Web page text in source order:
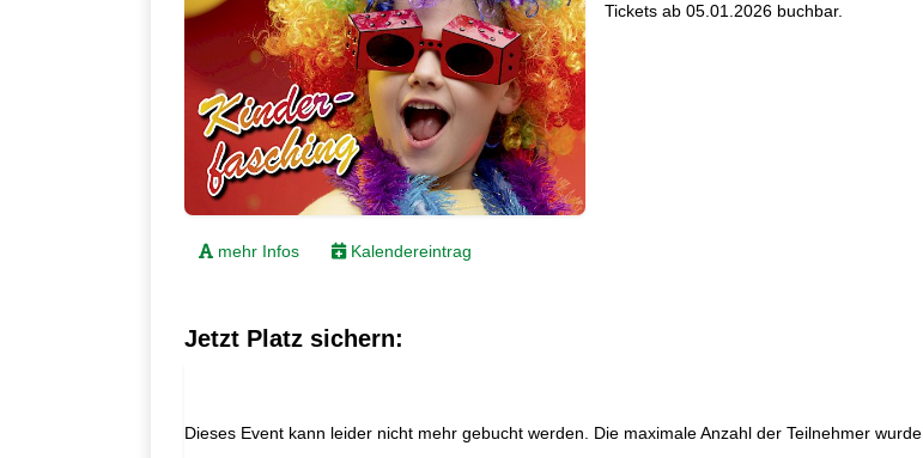
Tickets ab 05.01.2026 buchbar.
mehr Infos Kalendereintrag
Jetzt Platz sichern:
Dieses Event kann leider nicht mehr gebucht werden. Die maximale Anzahl der Teilnehmer wurde